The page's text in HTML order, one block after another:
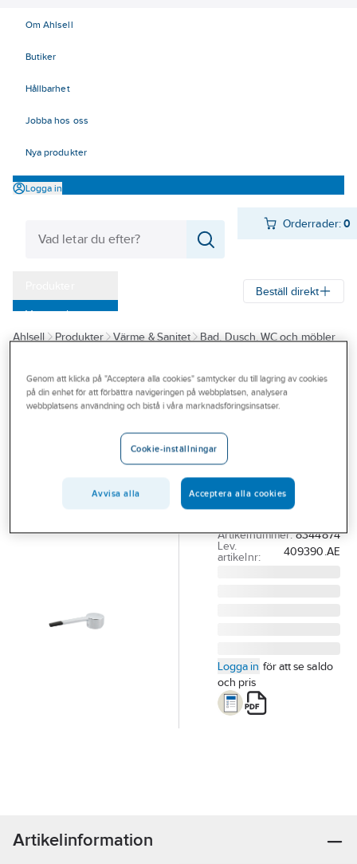
Om Ahlsell
Butiker
Hållbarhet
Jobba hos oss
Nya produkter
Logga in
Orderrader:0
Varumärken
Kampanjer
Branscher
Beställ direkt
Ahlsell Produkter Värme & Sanitet
Bad, Dusch, WC och möbler
Reservdelar blandare
Reservdelar Mora ettgreppsblandare
Spak Mora
MMIX Care,
Mora
MORA SPAK MMIX
Artikelnummer: 8344874
Lev.
artikelnr:
409390.AE
Logga in för att se saldo
och pris
Artikelinformation
Genom att klicka på "Acceptera alla cookies" samtycker du till lagring av cookies
på din enhet för att förbättra navigeringen på webbplatsen, analysera
webbplatsens användning och bistå i våra marknadsföringsinsatser.
Cookie-inställningar
Avvisa alla Acceptera alla cookies